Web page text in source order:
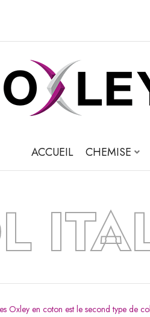
ACCUEIL CHEMISE
Oxley en coton est le second type de